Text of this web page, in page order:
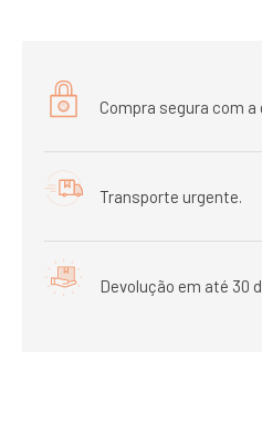
Compra segura com
Transporte urgente.
Devolução em até 30